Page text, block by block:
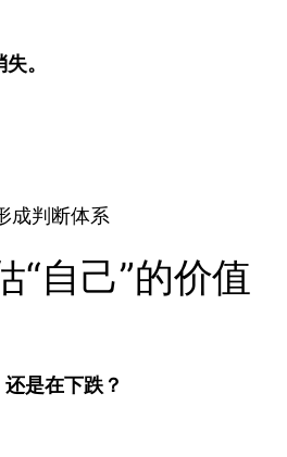
。
成判断体系
“自己”的价值
是在下跌？